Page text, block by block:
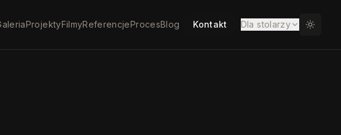
ProjektyFilmyReferencjeProcesBlog Kontakt Dla stolarzy